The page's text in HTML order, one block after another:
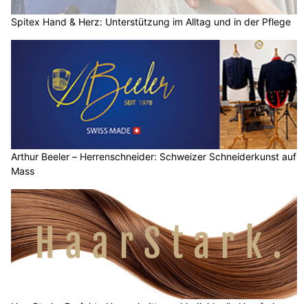
Spitex Hand & Herz: Unterstützung im Alltag und in der Pflege
Arthur Beeler – Herrenschneider: Schweizer Schneiderkunst auf
Mass